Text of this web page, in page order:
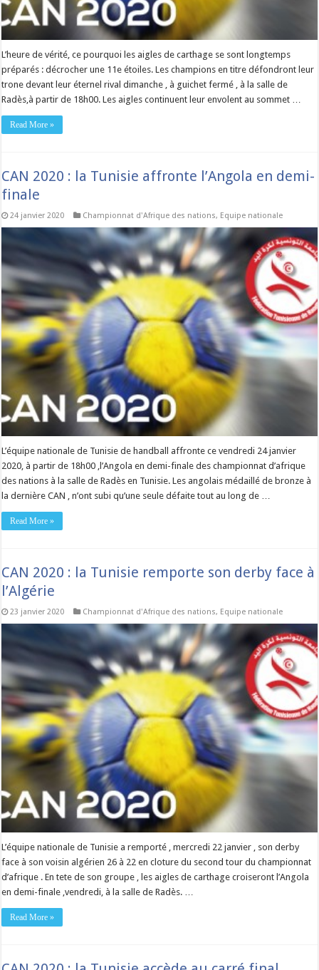
L’heure de vérité, ce pourquoi les aigles de carthage se sont longtemps
préparés : décrocher une 11e étoiles. Les champions en titre défondront leur
trone devant leur éternel rival dimanche , à guichet fermé , à la salle de
Radès,à partir de 18h00. Les aigles continuent leur envolent au sommet …
Read More »
CAN 2020 : la Tunisie affronte l’Angola en demi-
finale
24 janvier 2020 Championnat d'Afrique des nations, Equipe nationale
L’équipe nationale de Tunisie de handball affronte ce vendredi 24 janvier
2020, à partir de 18h00 ,l’Angola en demi-finale des championnat d’afrique
des nations à la salle de Radès en Tunisie. Les angolais médaillé de bronze à
la dernière CAN , n’ont subi qu’une seule défaite tout au long de …
Read More »
CAN 2020 : la Tunisie remporte son derby face à
l’Algérie
23 janvier 2020 Championnat d'Afrique des nations, Equipe nationale
L’équipe nationale de Tunisie a remporté , mercredi 22 janvier , son derby
face à son voisin algérien 26 à 22 en cloture du second tour du championnat
d’afrique . En tete de son groupe , les aigles de carthage croiseront l’Angola
en demi-finale ,vendredi, à la salle de Radès. …
Read More »